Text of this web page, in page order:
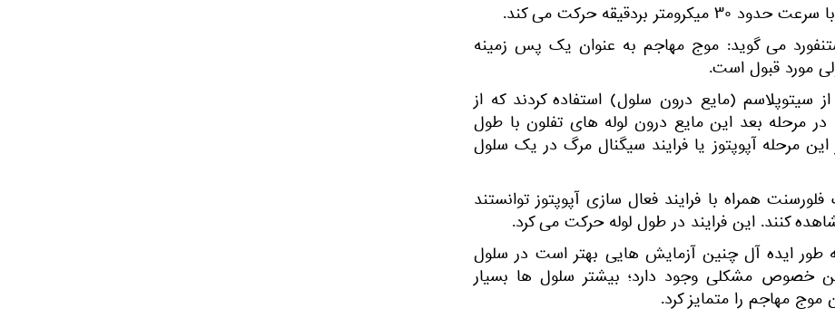
بردقیقه حرکت می کند.
می گوید: موج مهاجم به عنوان یک پس زمینه
مورد قبول است.
سیتوپلاسم (مایع درون سلول) استفاده کردند که از
در مرحله بعد این مایع درون لوله های تفلون با طول
این مرحله آپوپتوز یا فرایند سیگنال مرگ در یک سلول
همراه با فرایند فعال سازی آپوپتوز توانستند
کنند. این فرایند در طول لوله حرکت می کرد.
طور ایده آل چنین آزمایش هایی بهتر است در سلول
خصوص مشکلی وجود دارد؛ بیشتر سلول ها بسیار
مهاجم را متمایز کرد.